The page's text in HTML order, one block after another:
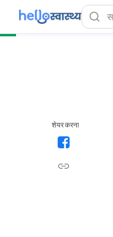
शेयर करना